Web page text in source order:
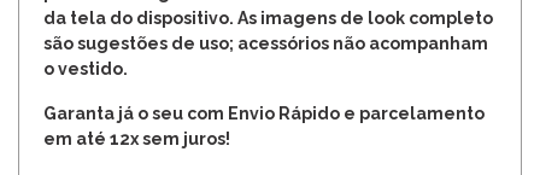
da tela do dispositivo. As imagens de look completo
são sugestões de uso; acessórios não acompanham
o vestido.
Garanta já o seu com Envio Rápido e parcelamento
em até 12x sem juros!